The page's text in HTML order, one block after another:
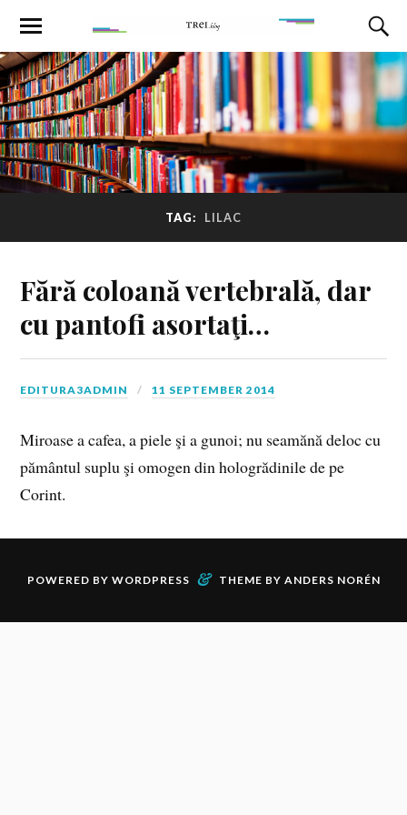
TAG: LILAC
Fără coloană vertebrală, dar
cu pantofi asortaţi…
EDITURA3ADMIN 11 SEPTEMBER 2014
Miroase a cafea, a piele şi a gunoi; nu seamănă deloc cu
pământul suplu şi omogen din hologrădinile de pe
Corint.
POWERED BY WORDPRESS & THEME BY ANDERS NORÉN